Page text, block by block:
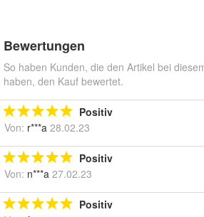
Bewertungen
So haben Kunden, die den Artikel bei
haben, den Kauf bewertet.
Positiv
Von: r***a 28.02.23
Positiv
Von: n***a 27.02.23
Positiv